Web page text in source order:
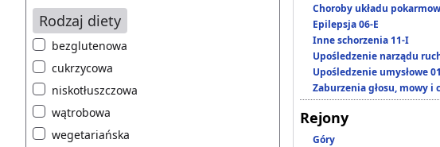
Rodzaj diety
bezglutenowa
cukrzycowa
niskotłuszczowa
wątrobowa
wegetariańska
Choroby układu
Epilepsja 06-E
Inne schorzenia 11-I
Upośledzenie narządu
Upośledzenie umysłowe
Zaburzenia głosu, mowy i
Rejony
Góry